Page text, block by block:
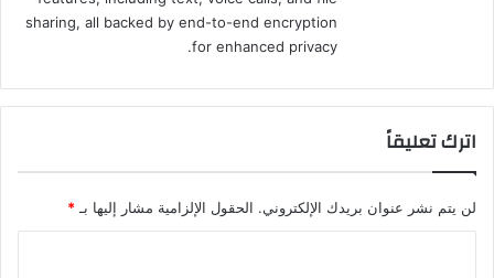
sharing, all backed by end-to-end encryption
for enhanced privacy.
اترك تعليقاً
لن يتم نشر عنوان بريدك الإلكتروني. الحقول الإلزامية مشار إليها بـ *